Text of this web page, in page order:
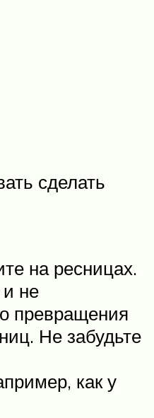
сделать
на ресницах.
не
превращения
Не забудьте
как у